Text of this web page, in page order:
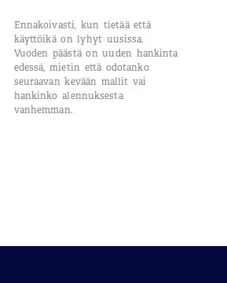
Ennakoivasti, kun tietää että
käyttöikä on lyhyt uusissa.
Vuoden päästä on uuden hankinta
edessä, mietin että odotanko
seuraavan kevään mallit vai
hankinko alennuksesta
vanhemman.